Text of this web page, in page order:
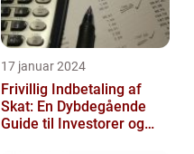
17 januar 2024
Frivillig Indbetaling af
Skat: En Dybdegående
Guide til Investorer og